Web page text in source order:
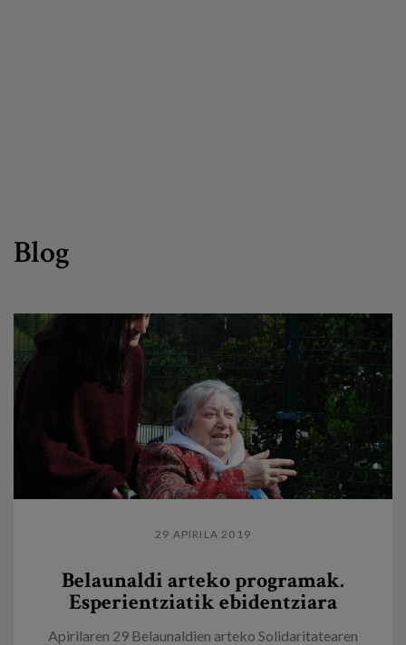
Blog
29 APIRILA 2019
Belaunaldi arteko programak.
Esperientziatik ebidentziara
Apirilaren 29 Belaunaldien arteko Solidaritatearen